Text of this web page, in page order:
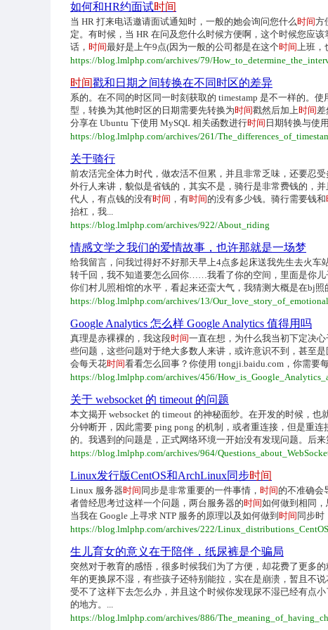
如何和HR约面试时间
当 HR 打来电话邀请面试通知时，一般的她会询问您什么时间方
定。有时候，当 HR 在问及您什么时候方便啊，这个时候您应
话， 时间最好是上午9点(因为一般的公司都是在这个时间上班，
https://blog.lmlphp.com/archives/79/
时间戳和日期之间转换在不同时区的差异
系的。在不同的时区同一时刻获取的 timestamp 是不一样的。
型，转换为其他时区的日期需要先转换为时间戳然后加上时间
分享在 Ubuntu 下使用 MySQL 相关函数进行时间 日期转换与使
https://blog.lmlphp.com/archives/261/
关于骑行
前农活完全体力时代，做农活不但累，并且非常乏味，还要忍
外行人来讲，貌似是省钱的，其实不是，骑行是非常费钱的，
代人，有点钱的没有时间 ，有时间的没有多少钱。骑行需要钱和
抬杠，我...
https://blog.lmlphp.com/archives/922/About_riding
情感文学之我们的爱情故事，也许那就是一场梦
给我留言，问我过得好不好那天早上4点多起床送我先生去火
转千回，我不知道要怎么回你……我看了你的空间，里面是你儿
你们村儿照相馆的水平，看起来还蛮大气，我猜测大概是在bj
https://blog.lmlphp.com/archives/13/
Google Analytics 怎么样 Google Analytics 值得用吗
真理是赤裸裸的，我这段时间一直在想，为什么我当初下定决
些问题，这些问题对于绝大多数人来讲，或许意识不到，甚至
会每天花时间看看怎么回事？你使用 tongji.baidu.com，你需要
https://blog.lmlphp.com/archives/456/
关于 websocket 的 timeout 的问题
本文揭开 websocket 的 timeout 的神秘面纱。在开发的时候，也
分钟断开，因此需要 ping pong 的机制，或者重连接，但是重连
的。我遇到的问题是，正式网络环境一开始没有发现问题。后
https://blog.lmlphp.com/archives/964/
Linux发行版CentOS和ArchLinux同步时间
Linux 服务器时间 同步是非常重要的一件事情， 时间的不准确会
者曾经思考过这样一个问题，两台服务器的时间如何做到相同
当我在 Google 上寻求 NTP 服务的原理以及如何做到 时间 同步时
https://blog.lmlphp.com/archives/222/
生儿育女的意义在于陪伴，纸尿裤是个骗局
突然对于教育的感悟，很多时候我们为了方便，却花费了更多
年的更换尿不湿，有些孩子还特别能拉，实在是崩溃，暂且不
受不了这样下去怎么办，并且这个时候你发现尿不湿已经有点
的地方。...
https://blog.lmlphp.com/archives/886/